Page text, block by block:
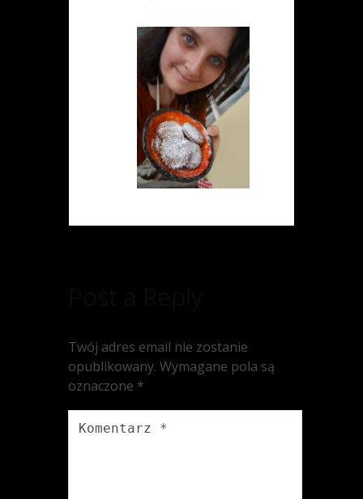
Twój adres email nie zostanie
opublikowany. Wymagane pola są
oznaczone *